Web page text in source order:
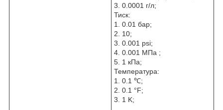
3. 0.0001 г/л;
Тиск:
1. 0.01 бар;
2. 10;
3. 0.001 psi;
4. 0.001 МПа ;
5. 1 кПа;
Температура:
1. 0.1 ℃;
2. 0.1 °F;
3. 1 K;